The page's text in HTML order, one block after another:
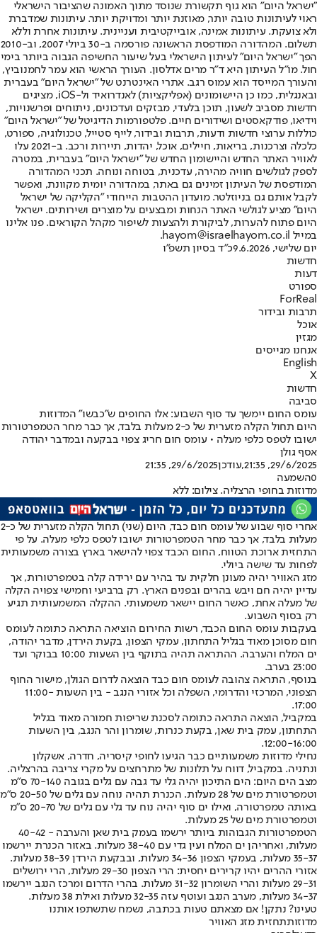
"ישראל היום" הוא גוף תקשורת שנוסד מתוך האמונה שהציבור הישראלי
ראוי לעיתונות טובה יותר, מאוזנת יותר ומדויקת יותר. עיתונות שמדברת
ולא צועקת. עיתונות אמינה, אובייקטיבית ועניינית. עיתונות אחרת וללא
תשלום. המהדורה המודפסת הראשונה פורסמה ב-30 ביולי 2007, וב-2010
הפך "ישראל היום" לעיתון הישראלי בעל שיעור החשיפה הגבוה ביותר בימי
חול. מו"ל העיתון היא ד"ר מרים אדלסון. העורך הראשי הוא עמר לחמנוביץ,
והעורך המייסד הוא עמוס רגב. אתרי האינטרנט של "ישראל היום" בעברית
ובאנגלית, כמו כן היישומונים (אפליקציות) לאנדרואיד ול-iOS, מציגים
חדשות מסביב לשעון, תוכן בלעדי, מבזקים ועדכונים, ניתוחים ופרשנויות,
וידיאו, פודקאסטים ושידורים חיים. פלטפורמות הדיגיטל של "ישראל היום"
כוללות ערוצי חדשות ודעות, תרבות ובידור, לייף סטייל, טכנולוגיה, ספורט,
כלכלה וצרכנות, בריאות, חיילים, אוכל, יהדות, תיירות ורכב. ב-2021 עלו
לאוויר האתר החדש והיישומון החדש של "ישראל היום" בעברית, במטרה
לספק לגולשים חוויה מהירה, עדכנית, בטוחה ונוחה. תכני המהדורה
המודפסת של העיתון זמינים גם באתר, במהדורה יומית מקוונת, ואפשר
לקבל אותם גם בניוזלטר. מועדון ההטבות הייחודי "הקליקה של ישראל
היום" מציע לגולשי האתר הנחות ומבצעים על מוצרים ושירותים. ישראל
היום פתוח להערות, לביקורת ולהצעות לשיפור מקהל הקוראים. פנו אלינו
במייל hayom@israelhayom.co.il.
יום שלישי, 9.6.2026
כ"ד בסיון תשפ"ו
חדשות
דעות
ספורט
ForReal
תרבות ובידור
אוכל
מגזין
אנחנו מגייסים
English
X
חדשות
סביבה
עומס החום יימשך עד סוף השבוע: אלו החופים ש"כבשו" המדוזות
היום תחול הקלה מזערית של כ-2 מעלות בלבד, אך כבר מחר הטמפרטורות
ישובו לטפס כלפי מעלה • עומס חום חריג צפוי בבקעה ובמדבר יהודה
אסף גולן
29/6/2025, 21:35
,עודכן29/6/2025, 21:35
0השמעה
מדוזות בחופי הרצליה. צילום: ללא
אחרי סוף שבוע של עומס חום כבד, היום (שני) תחול הקלה מזערית של כ-2
מעלות בלבד, אך כבר מחר הטמפרטורות ישובו לטפס כלפי מעלה. על פי
התחזית ארוכת הטווח, החום הכבד צפוי להישאר בארץ בצורה משמעותית
לפחות עד שישה ביולי.
מזג האוויר יהיה מעונן חלקית עד בהיר עם ירידה קלה בטמפרטורות, אך
עדיין יהיה חם ויבש בהרים ובפנים הארץ. רק ברביעי וחמישי צפויה הקלה
של מעלה אחת, כאשר החום יישאר משמעותי. ההקלה המשמעותית תגיע
רק בסוף השבוע.
בעקבות עומס החום הכבד, רשות החירום הוציאה התראה כתומה לעומס
חום מסוכן מאוד בגליל התחתון, עמקי הצפון, בקעת הירדן, מדבר יהודה,
ים המלח והערבה. ההתראה תהיה בתוקף בין השעות 10:00 בבוקר ועד
23:00 בערב.
בנוסף, התראה צהובה לעומס חום כבד הוצאה לדרום הגולן, מישור החוף
הצפוני, המרכזי והדרומי, השפלה וכל אזורי הנגב - בין השעות 11:00-
17:00.
במקביל, הוצאה התראה כתומה לסכנת שריפות חמורה מאוד בגליל
התחתון, עמק בית שאן, בקעת כנרות, שומרון והר הנגב, בין השעות
12:00-16:00.
נחילי מדוזות משמעותיים כבר הגיעו לחופי קיסריה, חדרה, אשקלון
ונתניה. במקביל, דווח על תלונות של מתרחצים על מקרי צריבה בהרצליה.
מצב הים היום: הים התיכון יהיה גלי עד גבה עם גלים בגובה 70-140 ס"מ
וטמפרטורת מים של 28 מעלות. הכנרת תהיה נוחה עם גלים של 20-50 ס"מ
באותה טמפרטורה, ואילו ים סוף יהיה נוח עד גלי עם גלים של 20-70 ס"מ
וטמפרטורת מים של 25 מעלות.
הטמפרטורות הגבוהות ביותר ירשמו בעמק בית שאן והערבה - 40-42
מעלות, ואחריהן ים המלח ועין גדי עם 38-40 מעלות. באזור הכנרת יירשמו
35-37 מעלות, בעמקי הצפון 34-36 מעלות, ובבקעת הירדן 38-39 מעלות.
אזורי ההרים יהיו קרירים יחסית: הרי הצפון 29-30 מעלות, הרי ירושלים
29-31 מעלות והרי השומרון 31-32 מעלות. בהרי הדרום ומרכז הנגב יירשמו
34-37 מעלות, מערב הנגב ועוטף עזה 32-35 מעלות ואילת 38 מעלות.
טעינו? נתקן! אם מצאתם טעות בכתבה, נשמח שתשתפו אותנו
מדוזותתחזית מזג האוויר